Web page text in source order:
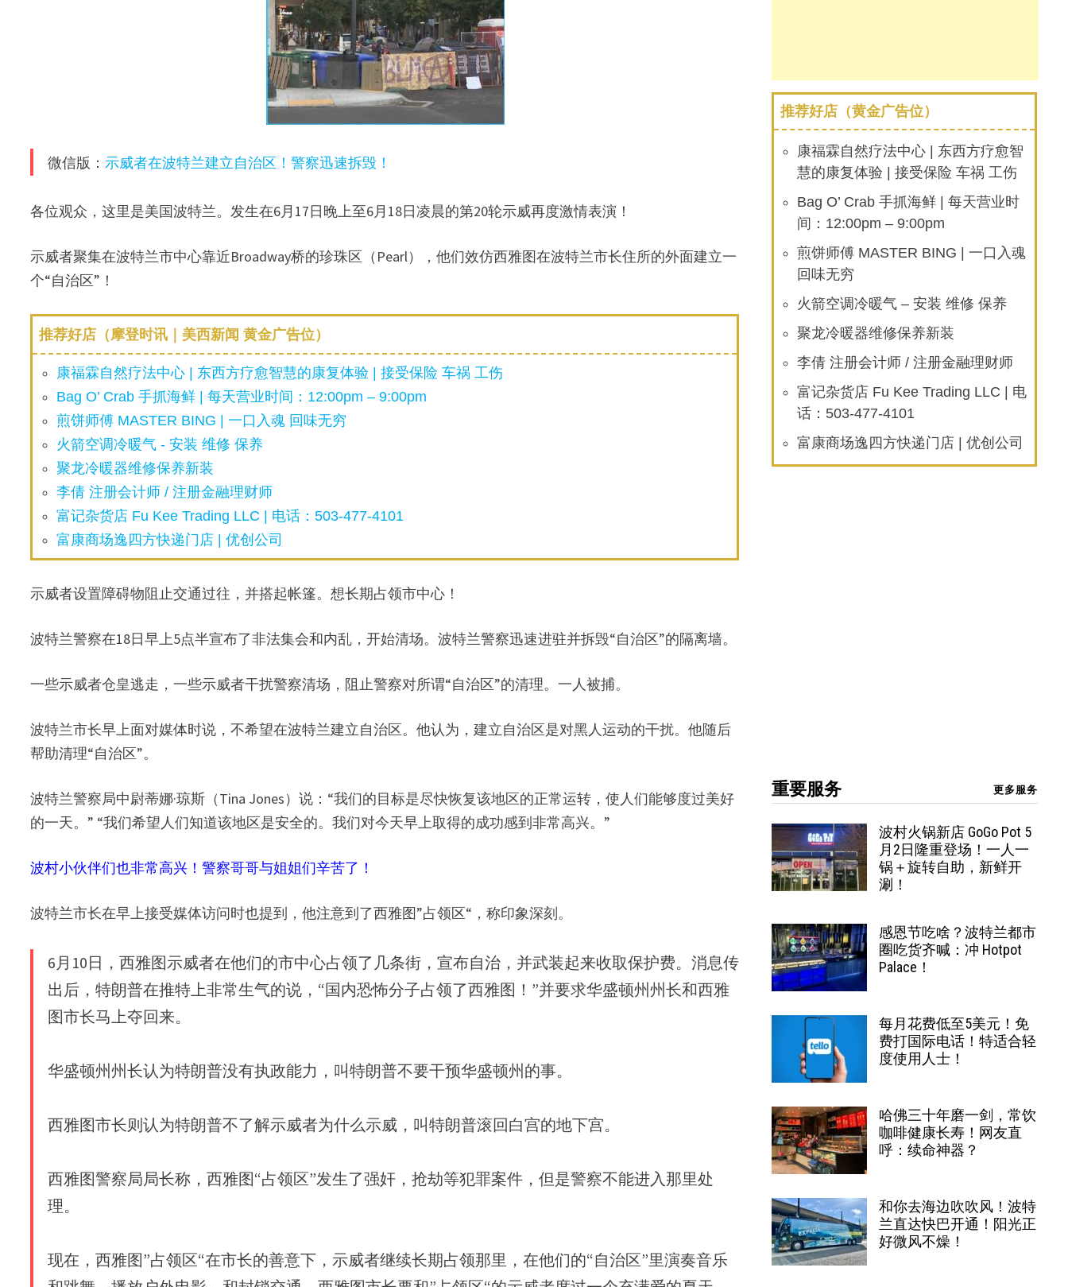
微信版：示威者在波特兰建立自治区！警察迅速拆毁！
各位观众，这里是美国波特兰。发生在6月17日晚上至6月18日凌晨的第20轮示威再度激情表演！
示威者聚集在波特兰市中心靠近Broadway桥的珍珠区（Pearl），他们效仿西雅图在波特兰市长住所的外面建立一
个“自治区”！
推荐好店（摩登时讯｜美西新闻 黄金广告位）
康福霖自然疗法中心 | 东西方疗愈智慧的康复体验 | 接受保险 车祸 工伤
Bag O’ Crab 手抓海鲜 | 每天营业时间：12:00pm – 9:00pm
煎饼师傅 MASTER BING | 一口入魂 回味无穷
火箭空调冷暖气 - 安装 维修 保养
聚龙冷暖器维修保养新装
李倩 注册会计师 / 注册金融理财师
富记杂货店 Fu Kee Trading LLC | 电话：503-477-4101
富康商场逸四方快递门店 | 优创公司
示威者设置障碍物阻止交通过往，并搭起帐篷。想长期占领市中心！
波特兰警察在18日早上5点半宣布了非法集会和内乱，开始清场。波特兰警察迅速进驻并拆毁“自治区”的隔离墙。
一些示威者仓皇逃走，一些示威者干扰警察清场，阻止警察对所谓“自治区”的清理。一人被捕。
波特兰市长早上面对媒体时说，不希望在波特兰建立自治区。他认为，建立自治区是对黑人运动的干扰。他随后
帮助清理“自治区”。
波特兰警察局中尉蒂娜·琼斯（Tina Jones）说：“我们的目标是尽快恢复该地区的正常运转，使人们能够度过美好
的一天。” “我们希望人们知道该地区是安全的。我们对今天早上取得的成功感到非常高兴。”
波村小伙伴们也非常高兴！警察哥哥与姐姐们辛苦了！
波特兰市长在早上接受媒体访问时也提到，他注意到了西雅图”占领区“，称印象深刻。
6月10日，西雅图示威者在他们的市中心占领了几条街，宣布自治，并武装起来收取保护费。消息传
出后，特朗普在推特上非常生气的说，“国内恐怖分子占领了西雅图！”并要求华盛顿州州长和西雅
图市长马上夺回来。
华盛顿州州长认为特朗普没有执政能力，叫特朗普不要干预华盛顿州的事。
西雅图市长则认为特朗普不了解示威者为什么示威，叫特朗普滚回白宫的地下宫。
西雅图警察局局长称，西雅图“占领区”发生了强奸，抢劫等犯罪案件，但是警察不能进入那里处
理。
现在，西雅图”占领区“在市长的善意下，示威者继续长期占领那里，在他们的“自治区”里演奏音乐
推荐好店（黄金广告位）
康福霖自然疗法中心 | 东西方疗愈智
慧的康复体验 | 接受保险 车祸 工伤
Bag O’ Crab 手抓海鲜 | 每天营业时
间：12:00pm – 9:00pm
煎饼师傅 MASTER BING | 一口入魂
回味无穷
火箭空调冷暖气 – 安装 维修 保养
聚龙冷暖器维修保养新装
李倩 注册会计师 / 注册金融理财师
富记杂货店 Fu Kee Trading LLC | 电
话：503-477-4101
富康商场逸四方快递门店 | 优创公司
重要服务 更多服务
波村火锅新店 GoGo Pot 5
月2日隆重登场！一人一
锅＋旋转自助，新鲜开
涮！
感恩节吃啥？波特兰都市
圈吃货齐喊：冲 Hotpot
Palace！
每月花费低至5美元！免
费打国际电话！特适合轻
度使用人士！
哈佛三十年磨一剑，常饮
咖啡健康长寿！网友直
呼：续命神器？
和你去海边吹吹风！波特
兰直达快巴开通！阳光正
好微风不燥！